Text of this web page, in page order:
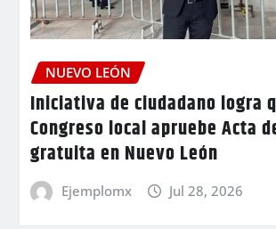
NUEVO LEÓN
Iniciativa de ciudadano logra
Congreso local apruebe Acta
gratuita en Nuevo León
Ejemplomx Jul 28, 2026